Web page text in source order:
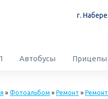
г.
Автобусы Прицепы
» Фотоальбом » Ремонт »